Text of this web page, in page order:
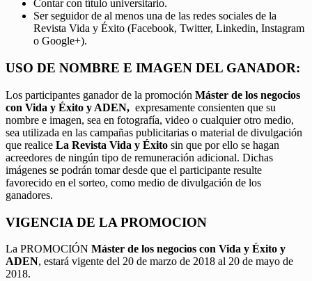
Contar con título universitario.
Ser seguidor de al menos una de las redes sociales de la
Revista Vida y Éxito (Facebook, Twitter, Linkedin, Instagram
o Google+).
USO DE NOMBRE E IMAGEN DEL GANADOR:
Los participantes ganador de la promoción Máster de los negocios
con Vida y Éxito y ADEN, expresamente consienten que su
nombre e imagen, sea en fotografía, video o cualquier otro medio,
sea utilizada en las campañas publicitarias o material de divulgación
que realice La Revista Vida y Éxito sin que por ello se hagan
acreedores de ningún tipo de remuneración adicional. Dichas
imágenes se podrán tomar desde que el participante resulte
favorecido en el sorteo, como medio de divulgación de los
ganadores.
VIGENCIA DE LA PROMOCION
La PROMOCIÓN Máster de los negocios con Vida y Éxito y
ADEN, estará vigente del 20 de marzo de 2018 al 20 de mayo de
2018.